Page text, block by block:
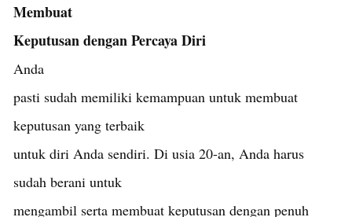
Membuat
Keputusan dengan Percaya Diri
Anda
pasti sudah memiliki kemampuan untuk membuat
keputusan yang terbaik
untuk diri Anda sendiri. Di usia 20-an, Anda harus
sudah berani untuk
mengambil serta membuat keputusan dengan penuh